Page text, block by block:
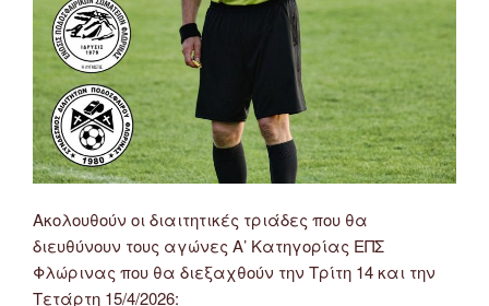
Ακολουθούν οι διαιτητικές τριάδες που θα
διευθύνουν τους αγώνες Α’ Κατηγορίας ΕΠΣ
Φλώρινας που θα διεξαχθούν την Τρίτη 14 και την
Τετάρτη 15/4/2026: